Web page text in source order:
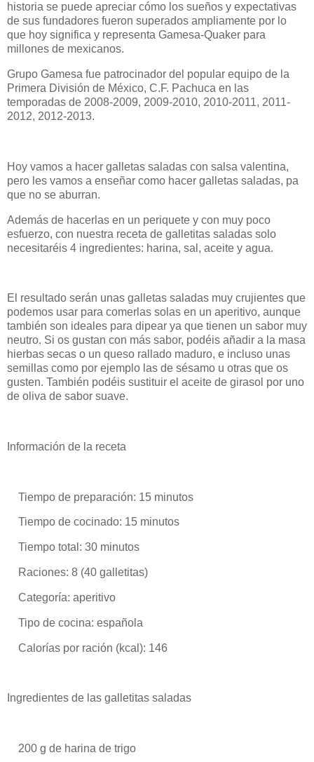
historia se puede apreciar cómo los sueños y expectativas
de sus fundadores fueron superados ampliamente por lo
que hoy significa y representa Gamesa-Quaker para
millones de mexicanos.
Grupo Gamesa fue patrocinador del popular equipo de la
Primera División de México, C.F. Pachuca en las
temporadas de 2008-2009, 2009-2010, 2010-2011, 2011-
2012, 2012-2013.
Hoy vamos a hacer galletas saladas con salsa valentina,
pero les vamos a enseñar como hacer galletas saladas, pa
que no se aburran.
Además de hacerlas en un periquete y con muy poco
esfuerzo, con nuestra receta de galletitas saladas solo
necesitaréis 4 ingredientes: harina, sal, aceite y agua.
El resultado serán unas galletas saladas muy crujientes que
podemos usar para comerlas solas en un aperitivo, aunque
también son ideales para dipear ya que tienen un sabor muy
neutro. Si os gustan con más sabor, podéis añadir a la masa
hierbas secas o un queso rallado maduro, e incluso unas
semillas como por ejemplo las de sésamo u otras que os
gusten. También podéis sustituir el aceite de girasol por uno
de oliva de sabor suave.
Información de la receta
Tiempo de preparación: 15 minutos
Tiempo de cocinado: 15 minutos
Tiempo total: 30 minutos
Raciones: 8 (40 galletitas)
Categoría: aperitivo
Tipo de cocina: española
Calorías por ración (kcal): 146
Ingredientes de las galletitas saladas
200 g de harina de trigo